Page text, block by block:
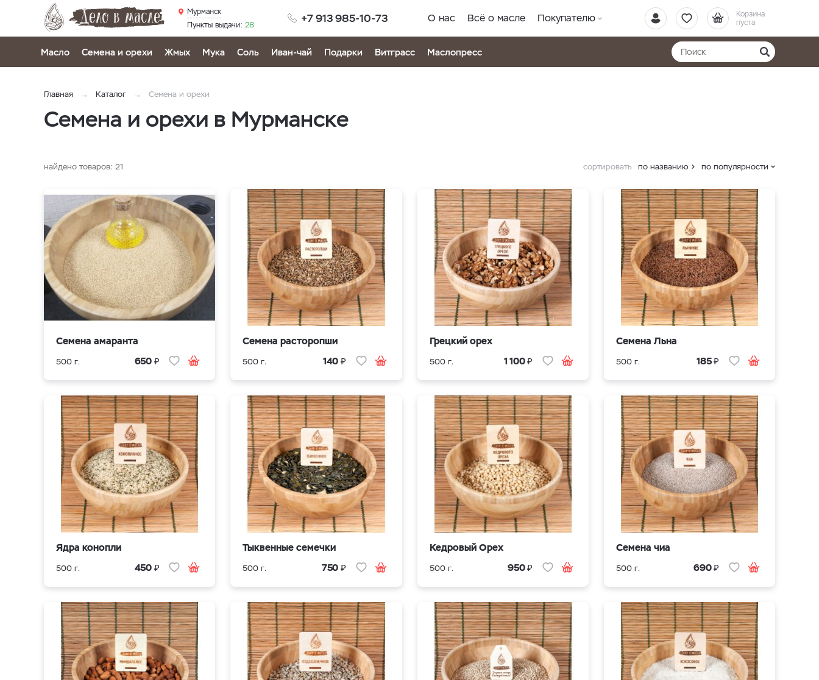
+7 913 985-10-73
Корзина
пуста
Мурманск
Пункты выдачи: 28
О нас Всё о масле Покупателю
Масло Семена и орехи Жмых Мука Соль Иван-чай Подарки Витграсс Маслопресс
Главная Каталог Семена и орехи
Семена и орехи в Мурманске
найдено товаров: 21 сортировать по названию по популярности
Семена амаранта
500 г. 650 ₽
Семена расторопши
500 г. 140 ₽
Грецкий орех
500 г. 1 100₽
Семена Льна
500 г. 185₽
Ядра конопли
500 г. 450 ₽
Тыквенные семечки
500 г. 750 ₽
Кедровый Орех
500 г. 950₽
Семена чиа
500 г. 690₽